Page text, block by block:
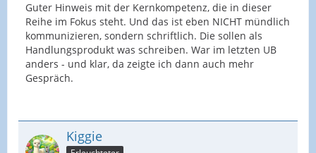
Die Vorgabe eines Unterrichtsgespräches oder
einer Moderation als Lehrkraft fordert also zum
einen den methodisichen Schwerpunkt, zum
anderen aber auch den inhaltsbezogenen
Schwerpunkt. Beides sieht man nicht, wenn es
beim Stationenlernen bleibt.
insgesamt anders strukturiert oder eine
Einzelstunde herauslöst, sodass man im UB das
Vorgegebene darstellen kann.
Guter Hinweis mit der Kernkompetenz, die in dieser
Reihe im Fokus steht. Und das ist eben NICHT mündlich
kommunizieren, sondern schriftlich. Die sollen als
Handlungsprodukt was schreiben. War im letzten UB
anders - und klar, da zeigte ich dann auch mehr
Gespräch.
Kiggie